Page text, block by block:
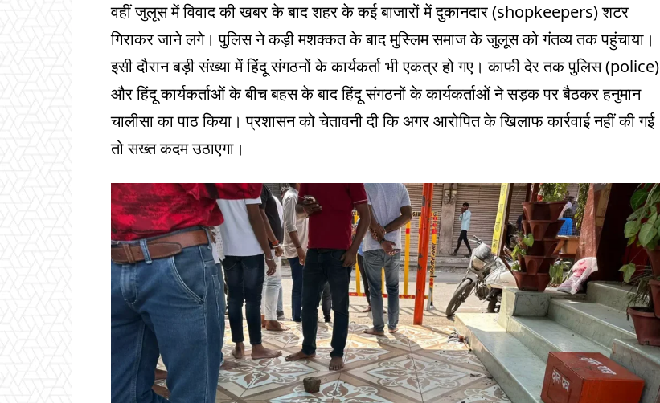
वहीं जुलूस में विवाद की खबर के बाद शहर के कई बाजारों में दुकानदार (shopkeepers) शटर
गिराकर जाने लगे। पुलिस ने कड़ी मशक्कत के बाद मुस्लिम समाज के जुलूस को गंतव्य तक पहुंचाया।
इसी दौरान बड़ी संख्या में हिंदू संगठनों के कार्यकर्ता भी एकत्र हो गए। काफी देर तक पुलिस (police)
और हिंदू कार्यकर्ताओं के बीच बहस के बाद हिंदू संगठनों के कार्यकर्ताओं ने सड़क पर बैठकर हनुमान
चालीसा का पाठ किया। प्रशासन को चेतावनी दी कि अगर आरोपित के खिलाफ कार्रवाई नहीं की गई
तो सख्त कदम उठाएगा।